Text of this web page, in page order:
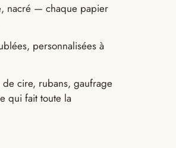
nacré — chaque papier
personnalisées à
cire, rubans, gaufrage
qui fait toute la